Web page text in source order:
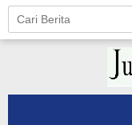
Skip
content